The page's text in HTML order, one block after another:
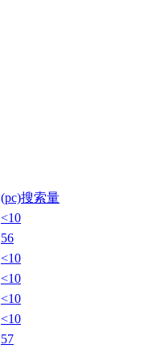
(pc)搜索量
<10
56
<10
<10
<10
<10
57